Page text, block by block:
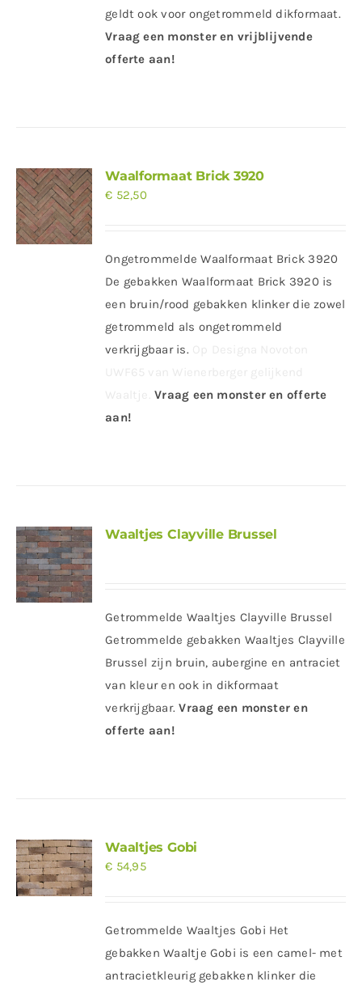
geldt ook voor ongetrommeld dikformaat.
Vraag een monster en vrijblijvende
offerte aan!
Waalformaat Brick 3920
€ 52,50
Ongetrommelde Waalformaat Brick 3920
De gebakken Waalformaat Brick 3920 is
een bruin/rood gebakken klinker die zowel
getrommeld als ongetrommeld
verkrijgbaar is.
Vraag een monster en offerte
aan!
Waaltjes Clayville Brussel
Getrommelde Waaltjes Clayville Brussel
Getrommelde gebakken Waaltjes Clayville
Brussel zijn bruin, aubergine en antraciet
van kleur en ook in dikformaat
verkrijgbaar.Vraag een monster en
offerte aan!
Waaltjes Gobi
€ 54,95
Getrommelde Waaltjes Gobi Het
gebakken Waaltje Gobi is een camel- met
antracietkleurig gebakken klinker die